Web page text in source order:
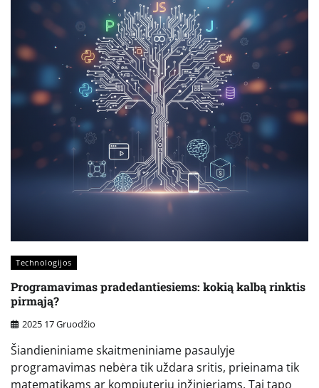
Technologijos
Programavimas pradedantiesiems: kokią kalbą rinktis
pirmąją?
2025 17 Gruodžio
Šiandieniniame skaitmeniniame pasaulyje
programavimas nebėra tik uždara sritis, prieinama tik
matematikams ar kompiuterių inžinieriams. Tai tapo